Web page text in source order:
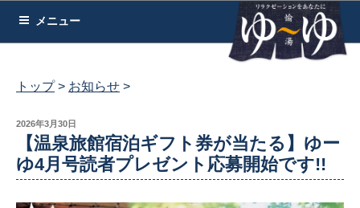
メニュー
トップ お知らせ
投
日:
2026年3月30日
【温泉旅館宿泊ギフト券が当たる】ゆー
ゆ4月号読者プレゼント応募開始です!!